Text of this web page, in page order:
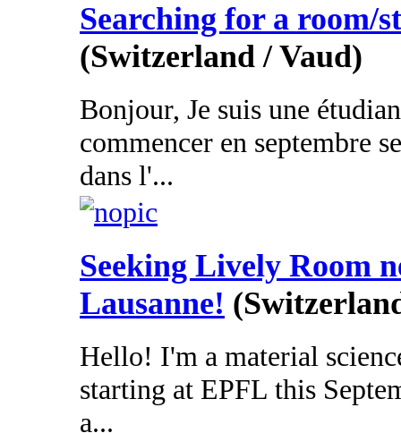
Searching for a room/
(Switzerland / Vaud)
Bonjour, Je suis une
commencer en septembre
dans l'...
Seeking Lively Room
Lausanne!
Hello! I'm a material
starting at EPFL this
a...